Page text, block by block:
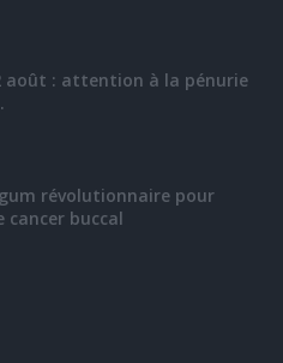
août : attention à la pénurie
révolutionnaire pour
buccal